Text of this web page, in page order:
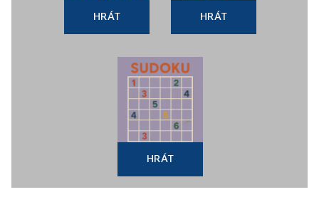
HRÁT HRÁT
HRÁT